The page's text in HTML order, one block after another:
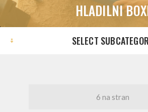
HLADILNI
SELECT